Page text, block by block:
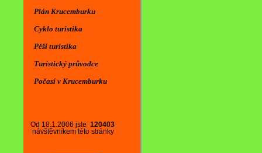
Od 18.1.2006 jste 120403
návštěvníkem této stránky
Plán Krucemburku
Cyklo turistika
Pěší turistika
Turistický průvodce
Počasí v Krucemburku